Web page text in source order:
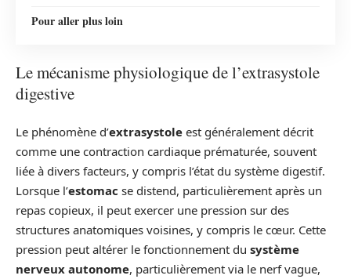
Pour aller plus loin
Le mécanisme physiologique de l’extrasystole
digestive
Le phénomène d’extrasystole est généralement décrit
comme une contraction cardiaque prématurée, souvent
liée à divers facteurs, y compris l’état du système digestif.
Lorsque l’estomac se distend, particulièrement après un
repas copieux, il peut exercer une pression sur des
structures anatomiques voisines, y compris le cœur. Cette
pression peut altérer le fonctionnement du système
nerveux autonome, particulièrement via le nerf vague,